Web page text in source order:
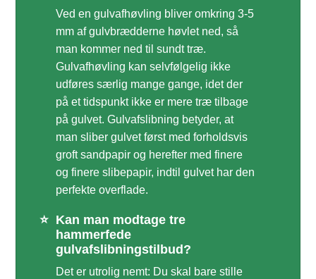
Ved en gulvafhøvling bliver omkring 3-5
mm af gulvbrædderne høvlet ned, så
man kommer ned til sundt træ.
Gulvafhøvling kan selvfølgelig ikke
udføres særlig mange gange, idet der
på et tidspunkt ikke er mere træ tilbage
på gulvet. Gulvafslibning betyder, at
man sliber gulvet først med forholdsvis
groft sandpapir og herefter med finere
og finere slibepapir, indtil gulvet har den
perfekte overflade.
⭐ Kan man modtage tre
hammerfede
gulvafslibningstilbud?
Det er utrolig nemt: Du skal bare stille